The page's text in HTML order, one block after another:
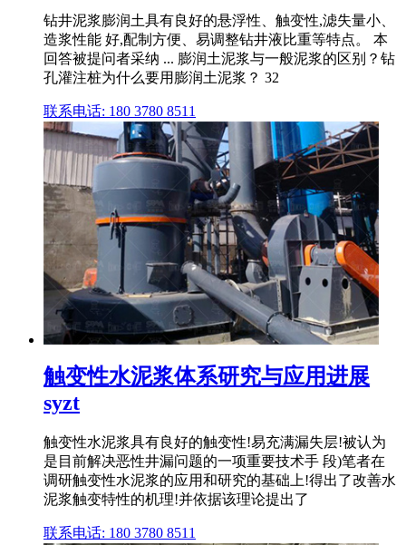
钻井泥浆膨润土具有良好的悬浮性、触变性,滤失量小、
造浆性能 好,配制方便、易调整钻井液比重等特点。 本
回答被提问者采纳 ... 膨润土泥浆与一般泥浆的区别？钻
孔灌注桩为什么要用膨润土泥浆？ 32
联系电话: 180 3780 8511
触变性水泥浆体系研究与应用进展
syzt
触变性水泥浆具有良好的触变性!易充满漏失层!被认为
是目前解决恶性井漏问题的一项重要技术手 段)笔者在
调研触变性水泥浆的应用和研究的基础上!得出了改善水
泥浆触变特性的机理!并依据该理论提出了
联系电话: 180 3780 8511